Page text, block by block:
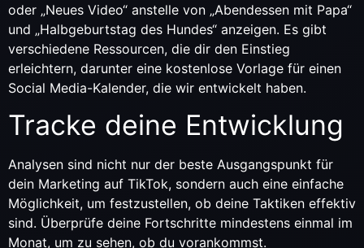
oder „Neues Video“ anstelle von „Abendessen mit Papa“
und „Halbgeburtstag des Hundes“ anzeigen. Es gibt
verschiedene Ressourcen, die dir den Einstieg
erleichtern, darunter eine kostenlose Vorlage für einen
Social Media-Kalender, die wir entwickelt haben.
Tracke deine Entwicklung
Analysen sind nicht nur der beste Ausgangspunkt für
dein Marketing auf TikTok, sondern auch eine einfache
Möglichkeit, um festzustellen, ob deine Taktiken effektiv
sind. Überprüfe deine Fortschritte mindestens einmal im
Monat, um zu sehen, ob du vorankommst.